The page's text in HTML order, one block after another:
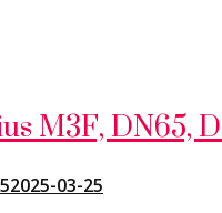
M3F, DN65,
2025-03-25